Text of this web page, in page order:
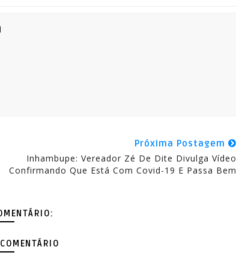
Próxima Postagem
Inhambupe: Vereador Zé De Dite Divulga Vídeo
Confirmando Que Está Com Covid-19 E Passa Bem